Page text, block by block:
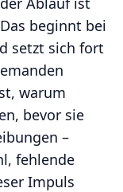
beginnt bei
setzt sich fort
warum
bevor sie
–
fehlende
Impuls